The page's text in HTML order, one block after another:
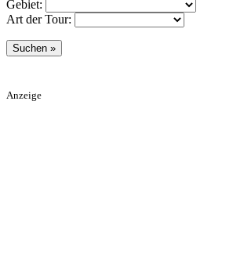
Gebiet:
Art der Tour:
Anzeige